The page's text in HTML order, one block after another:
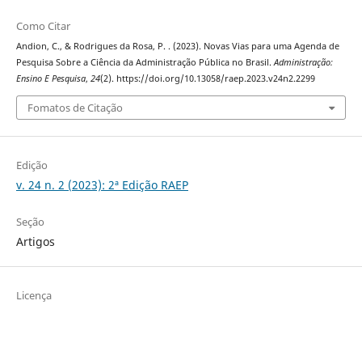
Como Citar
Andion, C., & Rodrigues da Rosa, P. . (2023). Novas Vias para uma Agenda de
Pesquisa Sobre a Ciência da Administração Pública no Brasil.Administração:
Ensino E Pesquisa, 24(2). https://doi.org/10.13058/raep.2023.v24n2.2299
Fomatos de Citação
Edição
v. 24 n. 2 (2023): 2ª Edição RAEP
Seção
Artigos
Licença